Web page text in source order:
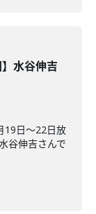
水谷伸吉
19日〜22日放
谷伸吉さんで